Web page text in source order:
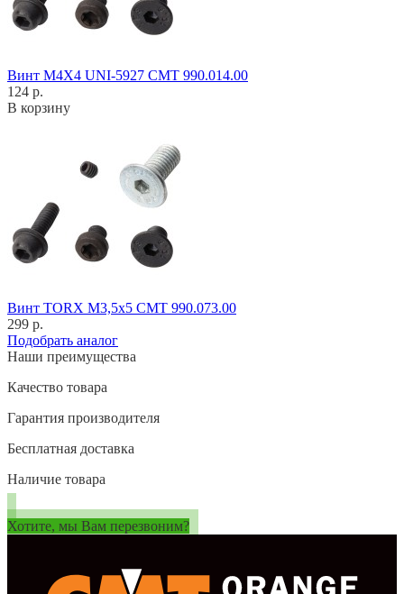
Винт M4X4 UNI-5927 CMT 990.014.00
124 р.
В корзину
Винт TORX M3,5x5 CMT 990.073.00
299 р.
Подобрать аналог
Наши преимущества
Качество товара
Гарантия производителя
Бесплатная доставка
Наличие товара
Хотите, мы Вам перезвоним?